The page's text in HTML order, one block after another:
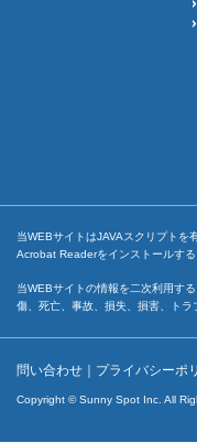
当WEBサイトはJAVAスクリプト
Acrobat Readerをインストールする
当WEBサイトの情報を二次利用す
傷、死亡、事故、損失、損害、ト
問い合わせ ｜ プライバシーポ
Copyright © Sunny Spot Inc. All